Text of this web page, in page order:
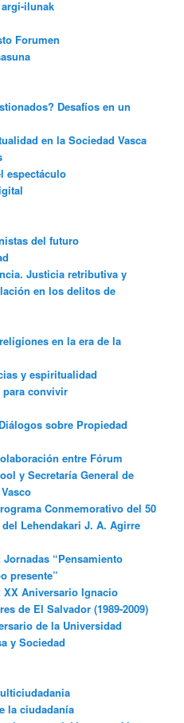
ilunak
Forumen
Desafíos en un
en la Sociedad Vasca
espectáculo
del futuro
Justicia retributiva y
en los delitos de
en la era de la
y espiritualidad
para convivir
sobre Propiedad
entre Fórum
y Secretaría General de
Conmemorativo del 50
Lehendakari J. A. Agirre
“Pensamiento
presente”
Aniversario Ignacio
de El Salvador (1989-2009)
de la Universidad
y Sociedad
la ciudadanía